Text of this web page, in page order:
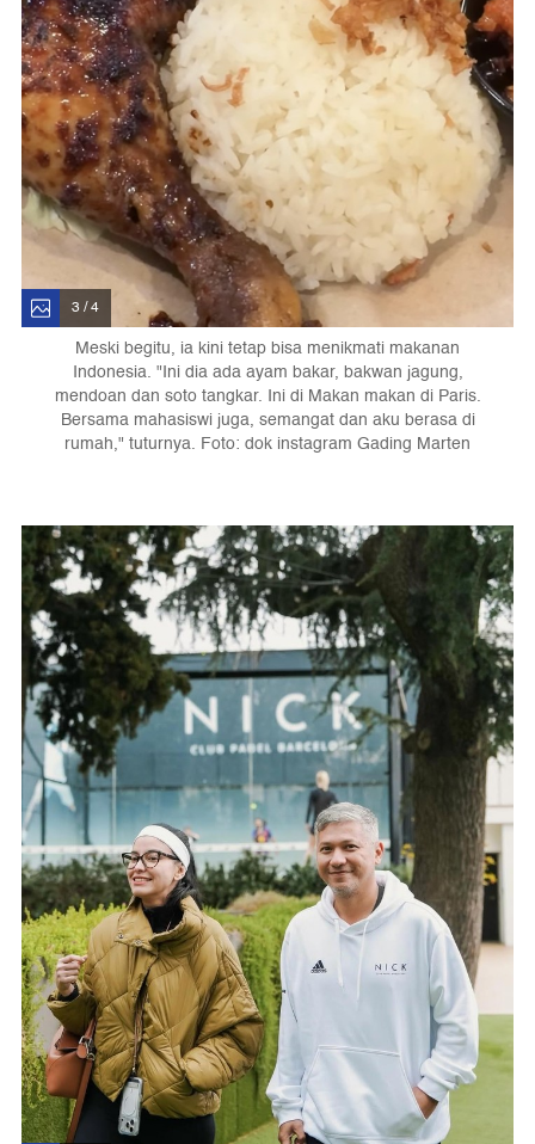
3 / 4
Meski begitu, ia kini tetap bisa menikmati makanan
Indonesia. "Ini dia ada ayam bakar, bakwan jagung,
mendoan dan soto tangkar. Ini di Makan makan di Paris.
Bersama mahasiswi juga, semangat dan aku berasa di
rumah," tuturnya. Foto: dok instagram Gading Marten